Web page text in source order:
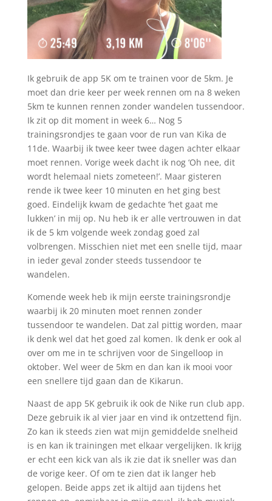
Ik gebruik de app 5K om te trainen voor de 5km. Je
moet dan drie keer per week rennen om na 8 weken
5km te kunnen rennen zonder wandelen tussendoor.
Ik zit op dit moment in week 6… Nog 5
trainingsrondjes te gaan voor de run van Kika de
11de. Waarbij ik twee keer twee dagen achter elkaar
moet rennen. Vorige week dacht ik nog ‘Oh nee, dit
wordt helemaal niets zometeen!’. Maar gisteren
rende ik twee keer 10 minuten en het ging best
goed. Eindelijk kwam de gedachte ‘het gaat me
lukken’ in mij op. Nu heb ik er alle vertrouwen in dat
ik de 5 km volgende week zondag goed zal
volbrengen. Misschien niet met een snelle tijd, maar
in ieder geval zonder steeds tussendoor te
wandelen.
Komende week heb ik mijn eerste trainingsrondje
waarbij ik 20 minuten moet rennen zonder
tussendoor te wandelen. Dat zal pittig worden, maar
ik denk wel dat het goed zal komen. Ik denk er ook al
over om me in te schrijven voor de Singelloop in
oktober. Wel weer de 5km en dan kan ik mooi voor
een snellere tijd gaan dan de Kikarun.
Naast de app 5K gebruik ik ook de Nike run club app.
Deze gebruik ik al vier jaar en vind ik ontzettend fijn.
Zo kan ik steeds zien wat mijn gemiddelde snelheid
is en kan ik trainingen met elkaar vergelijken. Ik krijg
er echt een kick van als ik zie dat ik sneller was dan
de vorige keer. Of om te zien dat ik langer heb
gelopen. Beide apps zet ik altijd aan tijdens het